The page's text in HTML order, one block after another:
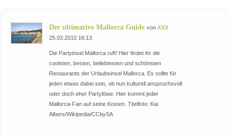
Der ultimative Mallorca Guide von XXX
25.03.2010 16:13
Die Partyinsel Mallorca ruft! Hier findet ihr die
coolsten, besten, beliebtesten und schönsten
Restaurants der Urlaubsinsel Mallorca. Es sollte für
jeden etwas dabei sein, ob nun kulturell anspruchsvoll
oder doch eher Partylöwe. Hier kommt jeder
Mallorca-Fan auf seine Kosten. Titelfoto: Kai
Albers/Wikipedia/CCbySA